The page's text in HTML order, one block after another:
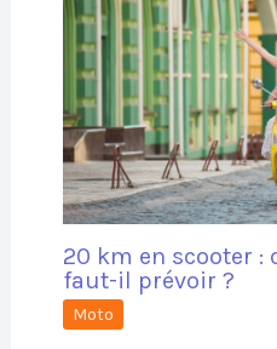
20 km en scooter :
faut-il prévoir ?
Moto